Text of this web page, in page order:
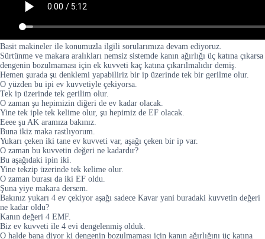
Basit makineler ile konumuzla ilgili sorularımıza devam ediyoruz.
Sürtünme ve makara aralıkları nemsiz sistemde kanın ağırlığı üç katına çıkarsa
dengenin bozulmaması için ek kuvveti kaç katına çıkarılmalıdır demiş.
Hemen şurada şu denklemi yapabiliriz bir ip üzerinde tek bir gerilme olur.
O yüzden bu ipi ev kuvvetiyle çekiyorsa.
Tek ip üzerinde tek gerilim olur.
O zaman şu hepimizin diğeri de ev kadar olacak.
Yine tek iple tek kelime olur, şu hepimiz de EF olacak.
Eeee şu AK aramıza bakınız.
Buna ikiz maka rastlıyorum.
Yukarı çeken iki tane ev kuvveti var, aşağı çeken bir ip var.
O zaman bu kuvvetin değeri ne kadardır?
Bu aşağıdaki ipin iki.
Yine tekzip üzerinde tek kelime olur.
O zaman burası da iki EF oldu.
Şuna yiye makara dersem.
Bakınız yukarı 4 ev çekiyor aşağı sadece Kavar yani buradaki kuvvetin değeri
ne kadar oldu?
Kanın değeri 4 EMF.
Biz ev kuvveti ile 4 evi dengelenmiş olduk.
O halde bana diyor ki dengenin bozulmaması için kanın ağırlığını üç katına